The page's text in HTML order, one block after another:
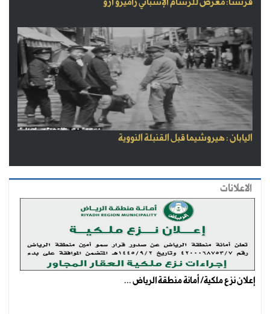
فرنسا: معرض للرسام الإسباني راميرو أرو
اليابان : هيروشيما قبل القنبلة النووية
الاعلانات
إعلان نزع ملكية/ أمانة منطقة الرياض ...